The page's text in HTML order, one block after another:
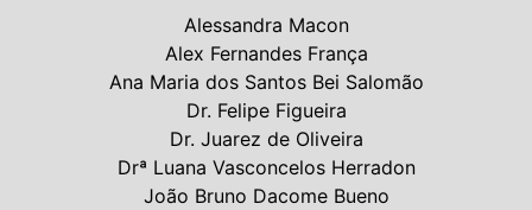
Alessandra Macon
Alex Fernandes França
Ana Maria dos Santos Bei Salomão
Dr. Felipe Figueira
Dr. Juarez de Oliveira
Drª Luana Vasconcelos Herradon
João Bruno Dacome Bueno